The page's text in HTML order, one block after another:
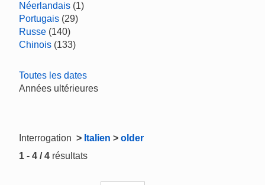
Néerlandais (1)
Portugais (29)
Russe (140)
Chinois (133)
Toutes les dates
Années ultérieures
Interrogation > Italien > older
1 - 4 / 4 résultats